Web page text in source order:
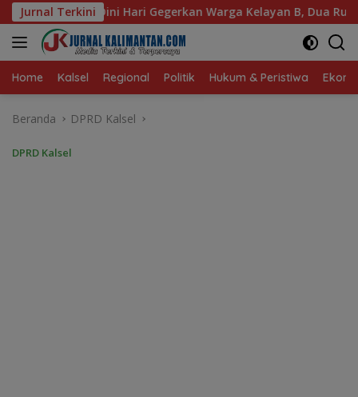
Langsung
ke
konten
Jurnal Terkini
Warga Kelayan B, Dua Rumah dan Bedakan Terbakar
Home Kalsel Regional Politik Hukum & Peristiwa
Beranda DPRD Kalsel
DPRD Kalsel